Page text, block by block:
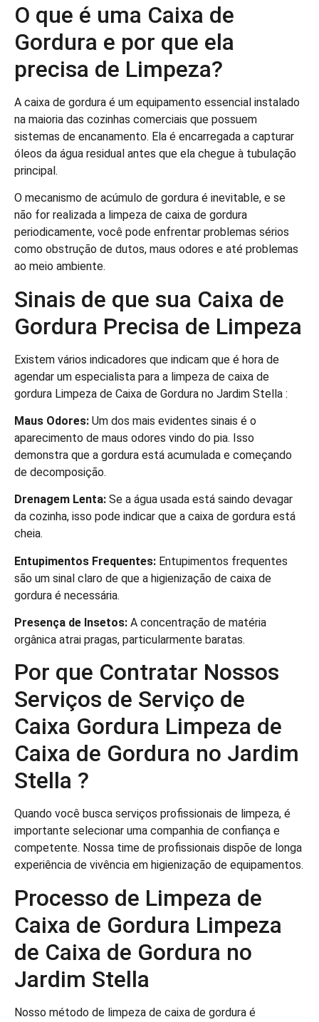
O que é uma Caixa de
Gordura e por que ela
precisa de Limpeza?
A caixa de gordura é um equipamento essencial instalado
na maioria das cozinhas comerciais que possuem
sistemas de encanamento. Ela é encarregada a capturar
óleos da água residual antes que ela chegue à tubulação
principal.
O mecanismo de acúmulo de gordura é inevitable, e se
não for realizada a limpeza de caixa de gordura
periodicamente, você pode enfrentar problemas sérios
como obstrução de dutos, maus odores e até problemas
ao meio ambiente.
Sinais de que sua Caixa de
Gordura Precisa de Limpeza
Existem vários indicadores que indicam que é hora de
agendar um especialista para a limpeza de caixa de
gordura Limpeza de Caixa de Gordura no Jardim Stella :
Maus Odores: Um dos mais evidentes sinais é o
aparecimento de maus odores vindo do pia. Isso
demonstra que a gordura está acumulada e começando
de decomposição.
Drenagem Lenta: Se a água usada está saindo devagar
da cozinha, isso pode indicar que a caixa de gordura está
cheia.
Entupimentos Frequentes: Entupimentos frequentes
são um sinal claro de que a higienização de caixa de
gordura é necessária.
Presença de Insetos: A concentração de matéria
orgânica atrai pragas, particularmente baratas.
Por que Contratar Nossos
Serviços de Serviço de
Caixa Gordura Limpeza de
Caixa de Gordura no Jardim
Stella ?
Quando você busca serviços profissionais de limpeza, é
importante selecionar uma companhia de confiança e
competente. Nossa time de profissionais dispõe de longa
experiência de vivência em higienização de equipamentos.
Processo de Limpeza de
Caixa de Gordura Limpeza
de Caixa de Gordura no
Jardim Stella
Nosso método de limpeza de caixa de gordura é